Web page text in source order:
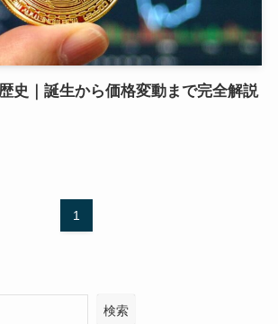
史｜誕生から価格変動まで完全解説
1
検索